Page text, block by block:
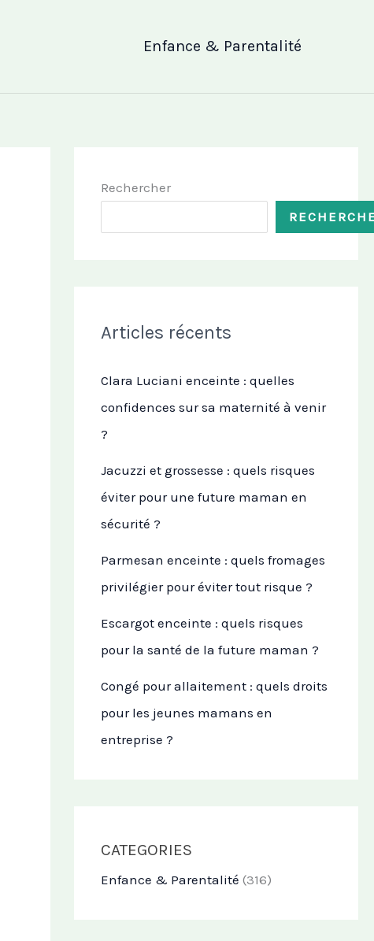
Enfance & Parentalité
Rechercher
Articles récents
Clara Luciani enceinte : quelles
confidences sur sa maternité à venir
?
Jacuzzi et grossesse : quels risques
éviter pour une future maman en
sécurité ?
Parmesan enceinte : quels fromages
privilégier pour éviter tout risque ?
Escargot enceinte : quels risques
pour la santé de la future maman ?
Congé pour allaitement : quels droits
pour les jeunes mamans en
entreprise ?
CATEGORIES
Enfance & Parentalité (316)